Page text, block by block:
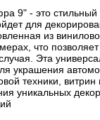
9" - это стильный
для
из
что
Эта
украшения
техники, витрин
уникальных